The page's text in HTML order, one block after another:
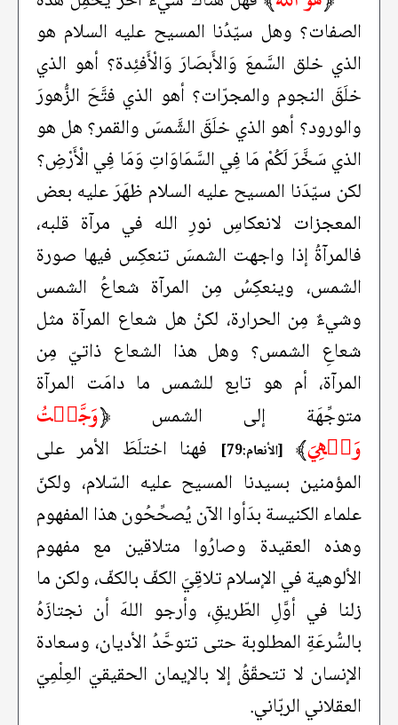
الصفات؟ وهل سيّدُنا المسيح عليه السلام هو
الذي خلق السَّمعَ وَالأَبصَارَ وَالْأَفئِدة؟ أهو الذي
خلَقَ النجوم والمجرّات؟ أهو الذي فتَّحَ الزُّهورَ
والورود؟ أهو الذي خلَقَ الشَّمسَ والقمر؟ هل هو
الذي سَخَّرَ لَكُمْ مَا فِي السَّمَاوَاتِ وَمَا فِي الْأَرْضِ؟
لكن سيّدَنا المسيح عليه السلام ظهَرَ عليه بعض
المعجزات لانعكاسِ نورِ الله في مرآة قلبه،
فالمرآةُ إذا واجهت الشمسَ تنعكِس فيها صورة
الشمس، وينعكِسُ مِن المرآة شعاعُ الشمس
وشيءٌ مِن الحرارة، لكنْ هل شعاع المرآة مثل
شعاعِ الشمس؟ وهل هذا الشعاع ذاتيّ مِن
المرآة، أم هو تابع للشمس ما دامَت المرآة
متوجِّهَة إلى الشمس ﴿وَجَّهۡتُ
وَجۡهِيَ﴾ [الأنعام:79]
فهنا اختلَطَ الأمر على
المؤمنين بسيدنا المسيح عليه السّلام، ولكنّ
علماء الكنيسة بدَأوا الآن يُصحِّحُون هذا المفهوم
وهذه العقيدة وصارُوا متلاقين مع مفهوم
الألوهية في الإسلام تلاقِيَ الكفّ بالكفّ، ولكن ما
زلنا في أوَّلِ الطّريقِ، وأرجو اللهَ أن نجتازَهُ
بالسُّرعَةِ المطلوبة حتى تتوحَّدُ الأديان، وسعادة
الإنسان لا تتحقّقُ إلا بالإيمان الحقيقيّ العِلْمِيّ
العقلاني الربّاني.